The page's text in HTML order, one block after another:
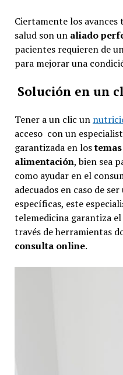
Ciertamente los
salud son un aliado
pacientes requieren de
para mejorar una
Solución en un
Tener a un clic un
acceso con un
garantizada en los
alimentación, bien sea
como ayudar en el
adecuados en caso de
específicas, este
telemedicina garantiza
través de herramientas
consulta online.